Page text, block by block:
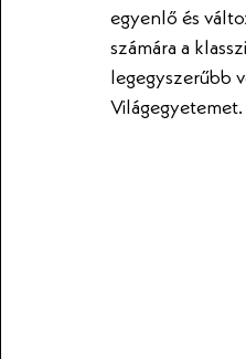
egyenlő és
számára a
legegyszerűbb
Világegyetemet.